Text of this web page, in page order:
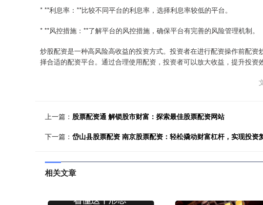
* **利息率：**比较不同平台的利息率，选择利息率较低的平台。
* **风控措施：**了解平台的风控措施，确保平台有完善的风险管理机制。
炒股配资是一种高风险高收益的投资方式。投资者在进行配资操作前配
择合适的配资平台。通过合理使用配资，投资者可以放大收益，提升投资
上一篇： 股票配资通 解锁股市财富：探索最佳股票配资网站
下一篇： 岱山县股票配资 南京股票配资：轻松撬动财富杠杆，实现投资
相关文章